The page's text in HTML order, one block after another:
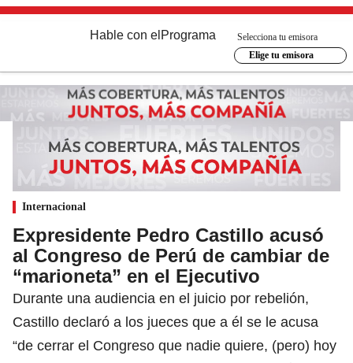
Hable con el Programa
Selecciona tu emisora
Elige tu emisora
Internacional
Expresidente Pedro Castillo acusó
al Congreso de Perú de cambiar de
“marioneta” en el Ejecutivo
Durante una audiencia en el juicio por rebelión,
Castillo declaró a los jueces que a él se le acusa
“de cerrar el Congreso que nadie quiere, (pero) hoy